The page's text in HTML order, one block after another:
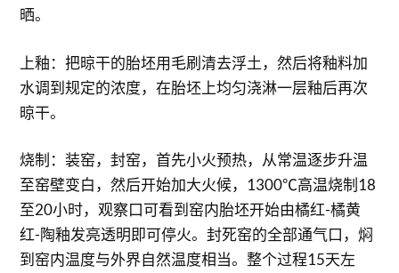
晒。
上釉：把晾干的胎坯用毛刷清去浮土，然后将釉料加
水调到规定的浓度，在胎坯上均匀浇淋一层釉后再次
晾干。
烧制：装窑，封窑，首先小火预热，从常温逐步升温
至窑壁变白，然后开始加大火候，1300℃高温烧制18
至20小时，观察口可看到窑内胎坯开始由橘红-橘黄
红-陶釉发亮透明即可停火。封死窑的全部通气口，焖
到窑内温度与外界自然温度相当。整个过程15天左